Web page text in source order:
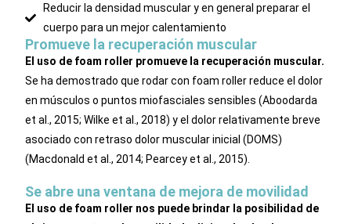
Reducir la densidad muscular y en general preparar el
cuerpo para un mejor calentamiento
Promueve la recuperación muscular
El uso de foam roller promueve la recuperación muscular.
Se ha demostrado que rodar con foam roller reduce el dolor
en músculos o puntos miofasciales sensibles (Aboodarda
et al., 2015; Wilke et al., 2018) y el dolor relativamente breve
asociado con retraso dolor muscular inicial (DOMS)
(Macdonald et al., 2014; Pearcey et al., 2015).
Se abre una ventana de mejora de movilidad
El uso de foam roller nos puede brindar la posibilidad de